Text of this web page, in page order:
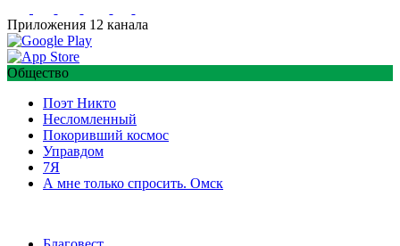
Приложения 12 канала
Общество
Поэт Никто
Несломленный
Покоривший космос
Управдом
7Я
А мне только спросить. Омск